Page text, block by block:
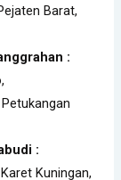
Barat,
:
:
Kuningan,